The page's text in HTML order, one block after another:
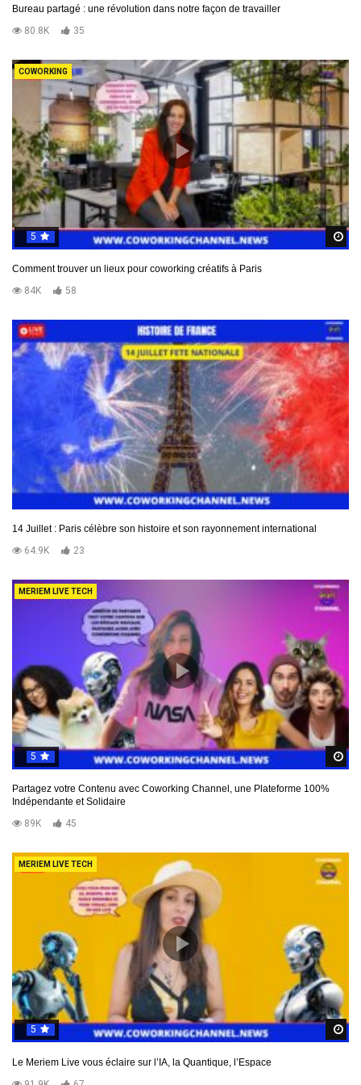
Bureau partagé : une révolution dans notre façon de travailler
80.8K
35
COWORKING
5
Comment trouver un lieux pour coworking créatifs à Paris
84K
58
14 Juillet : Paris célèbre son histoire et son rayonnement international
64.9K
23
MERIEM LIVE TECH
5
Partagez votre Contenu avec Coworking Channel, une Plateforme 100%
Indépendante et Solidaire
89K
45
MERIEM LIVE TECH
5
Le Meriem Live vous éclaire sur l’IA, la Quantique, l’Espace